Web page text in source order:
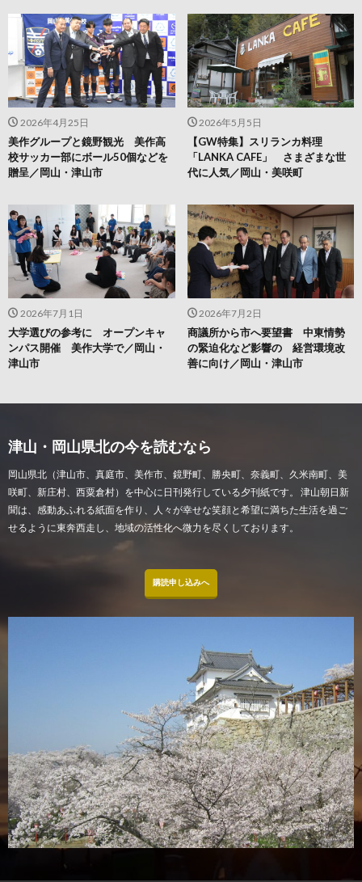
2026年7月2日
商議所から市へ要望書 中東情勢
の緊迫化など影響の 経営環境改
善に向け／岡山・津山市
2026年7月1日
大学選びの参考に オープンキャ
ンパス開催 美作大学で／岡山・
津山市
2026年5月5日
【GW特集】スリランカ料理
「LANKA CAFE」 さまざまな世
代に人気／岡山・美咲町
2026年4月25日
美作グループと鏡野観光 美作高
校サッカー部にボール50個などを
贈呈／岡山・津山市
津山・岡山県北の今を読むなら
岡山県北（津山市、真庭市、美作市、鏡野町、勝央町、奈義町、久米南町、美
咲町、新庄村、西粟倉村）を中心に日刊発行している夕刊紙です。 津山朝日新
聞は、感動あふれる紙面を作り、人々が幸せな笑顔と希望に満ちた生活を過ご
せるように東奔西走し、地域の活性化へ微力を尽くしております。
購読申し込みへ